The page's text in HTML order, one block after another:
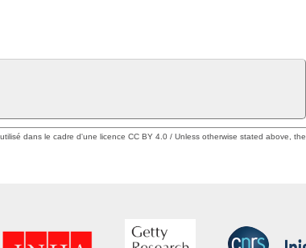
dans le cadre d'une licence CC BY 4.0 / Unless otherwise stated above, the